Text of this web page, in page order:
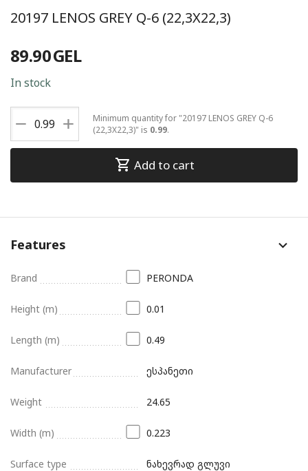
20197 LENOS GREY Q-6 (22,3X22,3)
89.90GEL
In stock
+
−
Minimum quantity for "20197 LENOS GREY Q-6
(22,3X22,3)" is 0.99.
Add to cart
Features
Brand PERONDA
Height (m) 0.01
Length (m) 0.49
Manufacturer ესპანეთი
Weight 24.65
Width (m) 0.223
Surface type ნახევრად გლუვი